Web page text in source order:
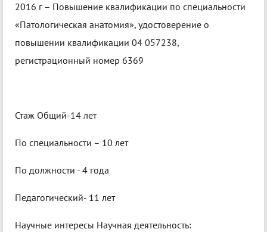
2016 г – Повышение квалификации по специальности
«Патологическая анатомия», удостоверение о
повышении квалификации 04 057238,
регистрационный номер 6369
Стаж Общий-14 лет
По специальности – 10 лет
По должности - 4 года
Педагогический- 11 лет
Научные интересы Научная деятельность: